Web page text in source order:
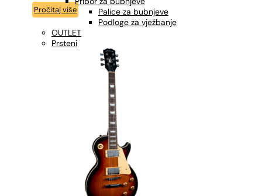
Palice za bubnjeve
Podloge za vježbanje
OUTLET
Prsteni
Pročitaj više